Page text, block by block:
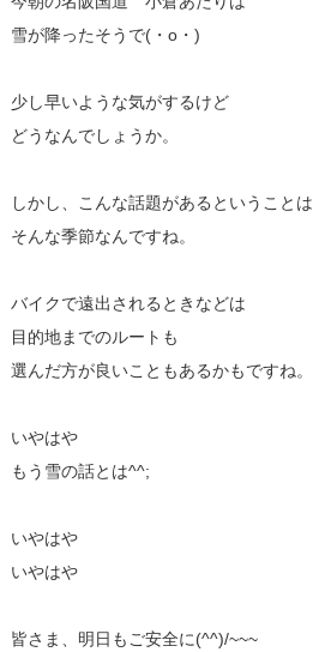
雪が降ったそうで(・o・)
少し早いような気がするけど
どうなんでしょうか。
しかし、こんな話題があるということは
そんな季節なんですね。
バイクで遠出されるときなどは
目的地までのルートも
選んだ方が良いこともあるかもですね。
いやはや
もう雪の話とは^^;
いやはや
いやはや
皆さま、明日もご安全に(^^)/~~~